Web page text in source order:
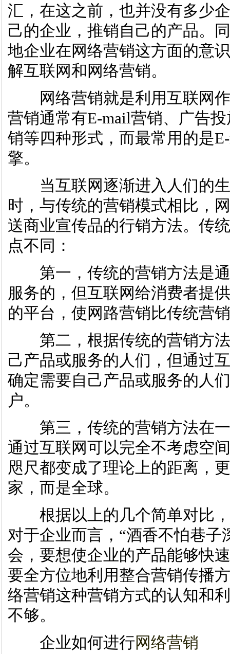
汇，在这之前，也并没有多少
己的企业，推销自己的产品。
地企业在网络营销这方面的意
解互联网和网络营销。
网络营销就是利用互联网作
营销通常有E-mail营销、广告
销等四种形式，而最常用的是
擎。
当互联网逐渐进入人们的生
时，与传统的营销模式相比，
送商业宣传品的行销方法。传
点不同：
第一，传统的营销方法是通
服务的，但互联网给消费者提
的平台，使网路营销比传统营
第二，根据传统的营销方法
己产品或服务的人们，但通过
确定需要自己产品或服务的人
户。
第三，传统的营销方法在一
通过互联网可以完全不考虑空
咫尺都变成了理论上的距离，
家，而是全球。
根据以上的几个简单对比，
对于企业而言，“酒香不怕巷
会，要想使企业的产品能够快
要全方位地利用整合营销传播
络营销这种营销方式的认知和
不够。
企业如何进行网络营销